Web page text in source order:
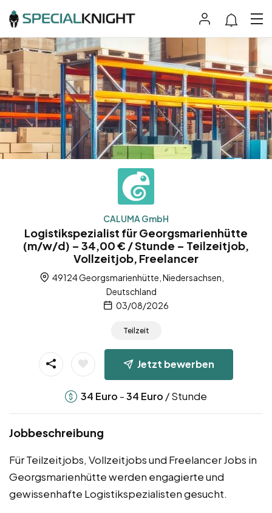
CALUMA GmbH
Logistikspezialist für Georgsmarienhütte
(m/w/d) – 34,00 € / Stunde – Teilzeitjob,
Vollzeitjob, Freelancer
49124 Georgsmarienhütte, Niedersachsen,
Deutschland
03/08/2026
Teilzeit
Jetzt bewerben
34 Euro -34 Euro / Stunde
Jobbeschreibung
Für Teilzeitjobs, Vollzeitjobs und Freelancer Jobs in
Georgsmarienhütte werden engagierte und
gewissenhafte Logistikspezialisten gesucht.